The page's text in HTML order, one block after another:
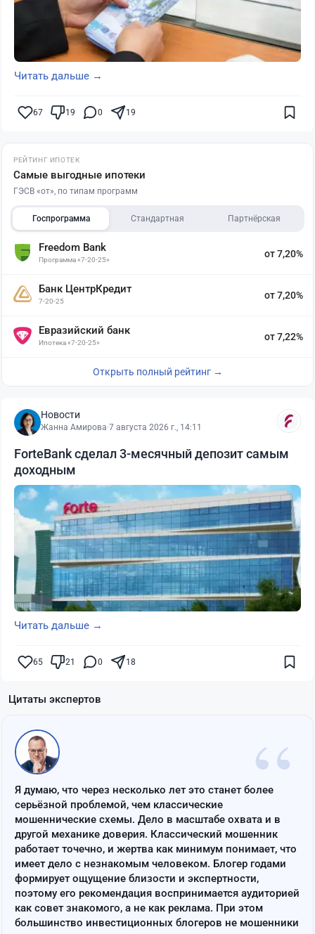
Читать дальше →
67 19 0 19
РЕЙТИНГ ИПОТЕК
Самые выгодные ипотеки
ГЭСВ «от», по типам программ
Госпрограмма Стандартная Партнёрская
Freedom Bank
Программа «7-20-25»
от 7,20%
Банк ЦентрКредит
7-20-25
от 7,20%
Евразийский банк
Ипотека «7-20-25»
от 7,22%
Открыть полный рейтинг →
Новости
Жанна Амирова·7 августа 2026 г., 14:11
ForteBank сделал 3-месячный депозит самым
доходным
Читать дальше →
65 21 0 18
Цитаты экспертов
“
Я думаю, что через несколько лет это станет более
серьёзной проблемой, чем классические
мошеннические схемы. Дело в масштабе охвата и в
другой механике доверия. Классический мошенник
работает точечно, и жертва как минимум понимает, что
имеет дело с незнакомым человеком. Блогер годами
формирует ощущение близости и экспертности,
поэтому его рекомендация воспринимается аудиторией
как совет знакомого, а не как реклама. При этом
большинство инвестиционных блогеров не мошенники